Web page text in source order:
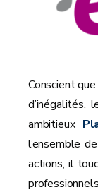
Conscient
d’inégalités,
ambitieux
l’ensemble
actions, il